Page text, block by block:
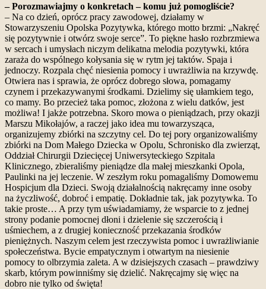
– Porozmawiajmy o konkretach – komu już pomogliście?
– Na co dzień, oprócz pracy zawodowej, działamy w
Stowarzyszeniu Opolska Pozytywka, którego motto brzmi: „Nakręć
się pozytywnie i otwórz swoje serce”. To piękne hasło rozbrzmiewa
w sercach i umysłach niczym delikatna melodia pozytywki, która
zaraża do wspólnego kołysania się w rytm jej taktów. Spaja i
jednoczy. Rozpala chęć niesienia pomocy i uwrażliwia na krzywdę.
Otwiera nas i sprawia, że oprócz dobrego słowa, pomagamy
czynem i przekazywanymi środkami. Dzielimy się ułamkiem tego,
co mamy. Bo przecież taka pomoc, złożona z wielu datków, jest
możliwa! I jakże potrzebna. Skoro mowa o pieniądzach, przy okazji
Marszu Mikołajów, a raczej jako idea mu towarzysząca,
organizujemy zbiórki na szczytny cel. Do tej pory organizowaliśmy
zbiórki na Dom Małego Dziecka w Opolu, Schronisko dla zwierząt,
Oddział Chirurgii Dziecięcej Uniwersyteckiego Szpitala
Klinicznego, zbieraliśmy pieniądze dla małej mieszkanki Opola,
Paulinki na jej leczenie. W zeszłym roku pomagaliśmy Domowemu
Hospicjum dla Dzieci. Swoją działalnością nakręcamy inne osoby
na życzliwość, dobroć i empatię. Dokładnie tak, jak pozytywka. To
takie proste… A przy tym uświadamiamy, że wsparcie to z jednej
strony podanie pomocnej dłoni i dzielenie się szczerością i
uśmiechem, a z drugiej konieczność przekazania środków
pieniężnych. Naszym celem jest rzeczywista pomoc i uwrażliwianie
społeczeństwa. Bycie empatycznym i otwartym na niesienie
pomocy to olbrzymia zaleta. A w dzisiejszych czasach – prawdziwy
skarb, którym powinniśmy się dzielić. Nakręcajmy się więc na
dobro nie tylko od święta!